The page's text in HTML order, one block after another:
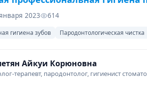
2023 614
гигиена зубов Пародонтологическая чистка
Айкуи Корюновна
терапевт, пародонтолог, гигиенист